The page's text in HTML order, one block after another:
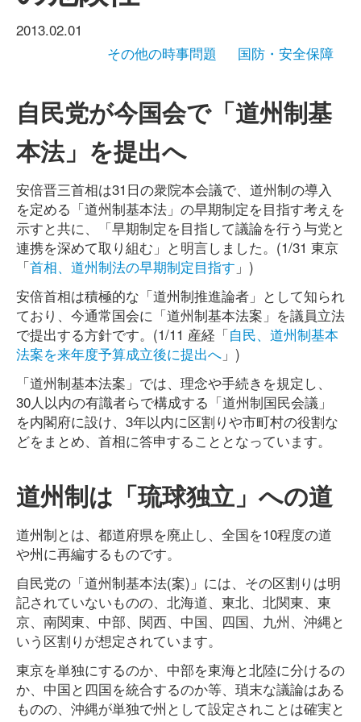
2013.02.01
その他の時事問題
国防・安全保障
自民党が今国会で「道州制基
本法」を提出へ
安倍晋三首相は31日の衆院本会議で、道州制の導入
を定める「道州制基本法」の早期制定を目指す考えを
示すと共に、「早期制定を目指して議論を行う与党と
連携を深めて取り組む」と明言しました。(1/31 東京
「首相、道州制法の早期制定目指す 」)
安倍首相は積極的な「道州制推進論者」として知られ
ており、今通常国会に「道州制基本法案」を議員立法
で提出する方針です。(1/11 産経「自民、道州制基本
法案を来年度予算成立後に提出へ 」)
「道州制基本法案」では、理念や手続きを規定し、
30人以内の有識者らで構成する「道州制国民会議」
を内閣府に設け、3年以内に区割りや市町村の役割な
どをまとめ、首相に答申することとなっています。
道州制は「琉球独立」への道
道州制とは、都道府県を廃止し、全国を10程度の道
や州に再編するものです。
自民党の「道州制基本法(案)」には、その区割りは明
記されていないものの、北海道、東北、北関東、東
京、南関東、中部、関西、中国、四国、九州、沖縄と
いう区割りが想定されています。
東京を単独にするのか、中部を東海と北陸に分けるの
か、中国と四国を統合するのか等、瑣末な議論はある
ものの、沖縄が単独で州として設定されことは確実と